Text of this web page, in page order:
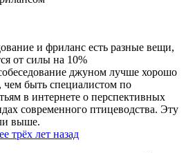
и фриланс есть разные вещи,
от силы на 10%
джуном лучше хорошо
чем быть специалистом по
в интернете о перспективных
современного птицеводства. Эту
выше.
трёх лет назад